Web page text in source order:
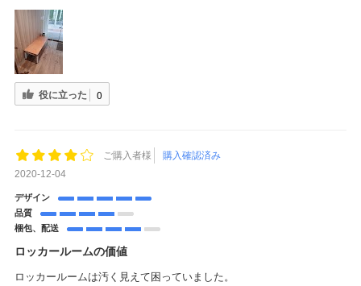
役に立った 0
ご購入者様
購入確認済み
2020-12-04
デザイン
品質
梱包、配送
ロッカールームの価値
ロッカールームは汚く見えて困っていました。